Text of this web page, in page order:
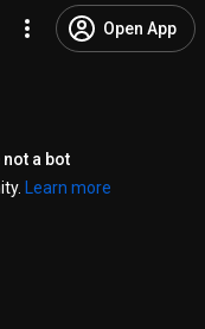
Open App
a bot
Learn more